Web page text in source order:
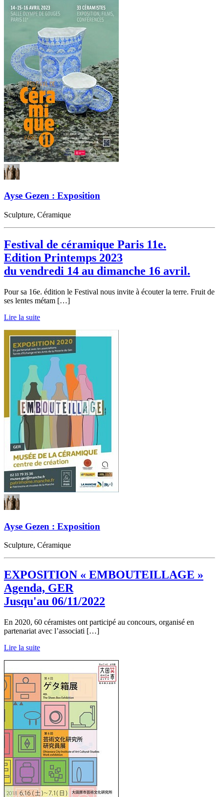
Ayse Gezen : Exposition
Sculpture, Céramique
Festival de céramique Paris 11e.
Edition Printemps 2023
du vendredi 14 au dimanche 16 avril.
Pour sa 16e. édition le Festival nous invite à écouter la terre. Fruit de
ses lentes métam […]
Lire la suite
Ayse Gezen : Exposition
Sculpture, Céramique
EXPOSITION « EMBOUTEILLAGE »
Agenda, GER
Jusqu'au 06/11/2022
En 2020, 60 céramistes ont participé au concours, organisé en
partenariat avec l’associati […]
Lire la suite